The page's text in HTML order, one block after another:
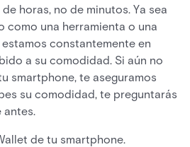
horas, no de minutos. Ya sea
como una herramienta o una
constantemente en
a su comodidad. Si aún no
smartphone, te aseguramos
su comodidad, te preguntarás
antes.
de tu smartphone.